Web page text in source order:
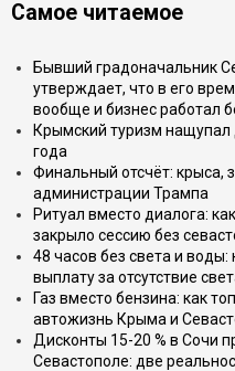
Самое читаемое
Бывший градоначальник
утверждает, что в его
вообще и бизнес работал
Крымский туризм
года
Финальный отсчёт: крыса,
администрации Трампа
Ритуал вместо диалога:
закрыло сессию без
48 часов без света и
выплату за отсутствие
Газ вместо бензина: как
автожизнь Крыма и
Дисконты 15-20 % в Сочи
Севастополе: две